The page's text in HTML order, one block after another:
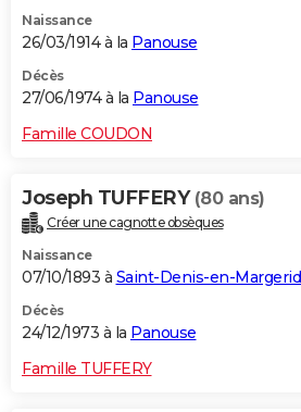
Naissance
26/03/1914 à la Panouse
Décès
27/06/1974 à la Panouse
Famille COUDON
Joseph TUFFERY (80 ans)
Créer une cagnotte obsèques
Naissance
07/10/1893 à Saint-Denis-en-
Décès
24/12/1973 à la Panouse
Famille TUFFERY